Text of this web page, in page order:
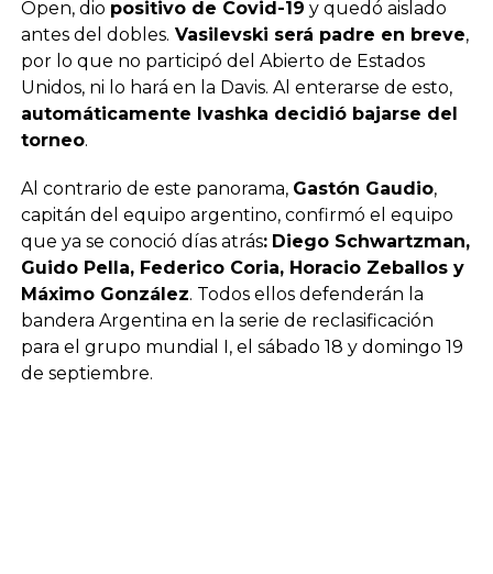
Open, dio positivo de Covid-19 y quedó aislado
antes del dobles. Vasilevski será padre en breve,
por lo que no participó del Abierto de Estados
Unidos, ni lo hará en la Davis. Al enterarse de esto,
automáticamente Ivashka decidió bajarse del
torneo.
Al contrario de este panorama, Gastón Gaudio,
capitán del equipo argentino, confirmó el equipo
que ya se conoció días atrás: Diego Schwartzman,
Guido Pella, Federico Coria, Horacio Zeballos y
Máximo González. Todos ellos defenderán la
bandera Argentina en la serie de reclasificación
para el grupo mundial I, el sábado 18 y domingo 19
de septiembre.